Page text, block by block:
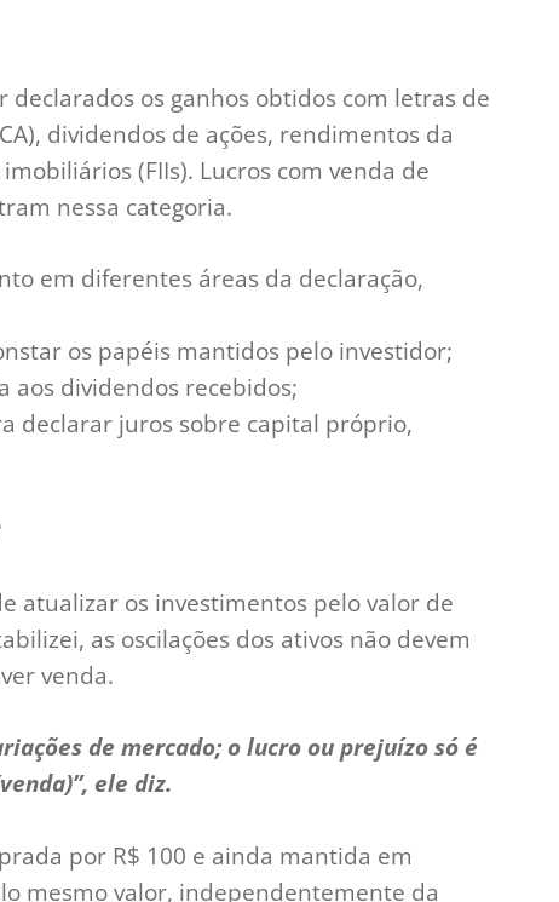
declarados os ganhos obtidos com letras de
dividendos de ações, rendimentos da
(FIIs). Lucros com venda de
nessa categoria.
em diferentes áreas da declaração,
os papéis mantidos pelo investidor;
aos dividendos recebidos;
declarar juros sobre capital próprio,
atualizar os investimentos pelo valor de
as oscilações dos ativos não devem
venda.
de mercado; o lucro ou prejuízo só é
ele diz.
por R$ 100 e ainda mantida em
mesmo valor, independentemente da